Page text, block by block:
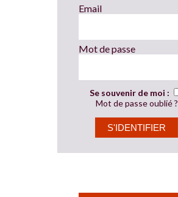
Email
Mot de passe
Se souvenir de moi :
Mot de passe oublié ?